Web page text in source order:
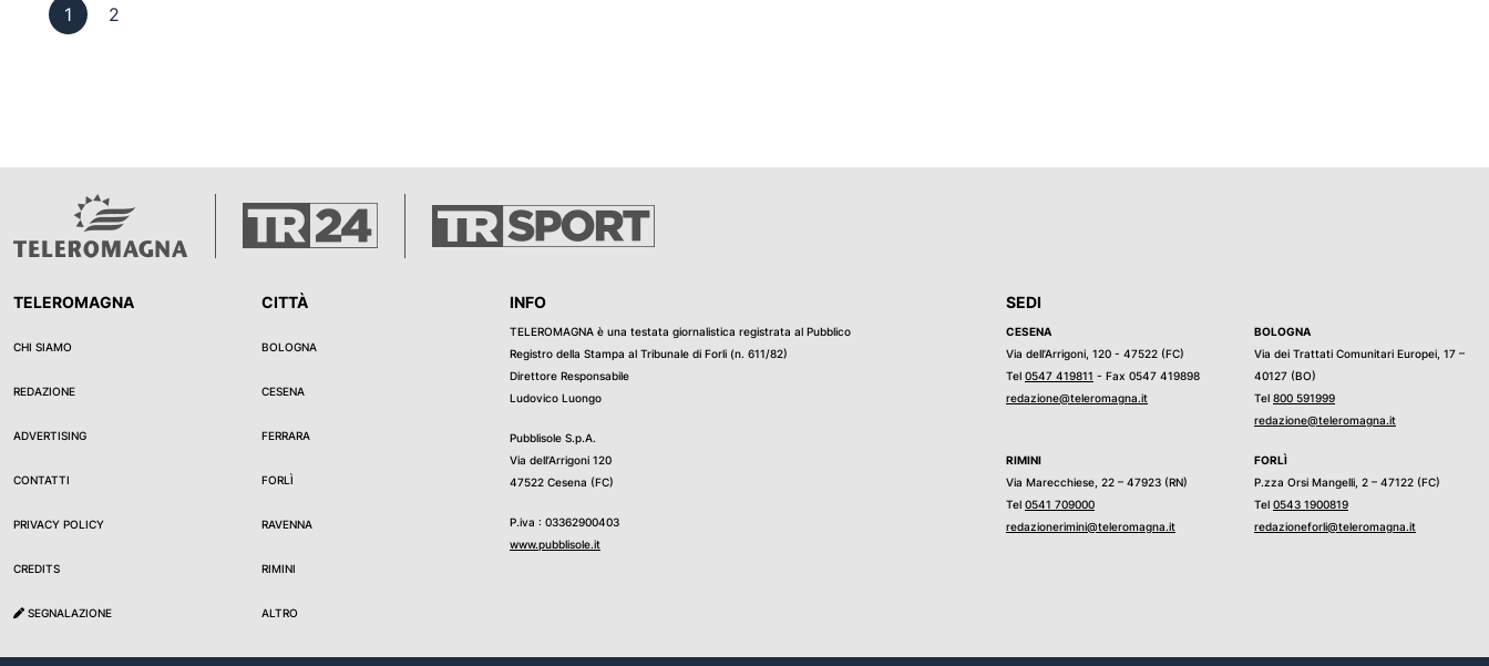
1 Pagina 1
2
TELEROMAGNA
CHI SIAMO
REDAZIONE
ADVERTISING
CONTATTI
PRIVACY POLICY
CREDITS
SEGNALAZIONE
CITTÀ
BOLOGNA
CESENA
FERRARA
FORLÌ
RAVENNA
RIMINI
ALTRO
INFO
TELEROMAGNA è una testata giornalistica registrata al Pubblico
Registro della Stampa al Tribunale di Forli (n. 611/82)
Direttore Responsabile
Ludovico Luongo
Pubblisole S.p.A.
Via dell’Arrigoni 120
47522 Cesena (FC)
P.iva : 03362900403
www.pubblisole.it
SEDI
CESENA
Via dell’Arrigoni, 120 - 47522 (FC)
Tel 0547 419811 - Fax 0547 419898
redazione@teleromagna.it
BOLOGNA
Via dei Trattati Comunitari Europei, 17 –
40127 (BO)
Tel 800 591999
redazione@teleromagna.it
RIMINI
Via Marecchiese, 22 – 47923 (RN)
Tel 0541 709000
redazionerimini@teleromagna.it
FORLÌ
P.zza Orsi Mangelli, 2 – 47122 (FC)
Tel 0543 1900819
redazioneforli@teleromagna.it